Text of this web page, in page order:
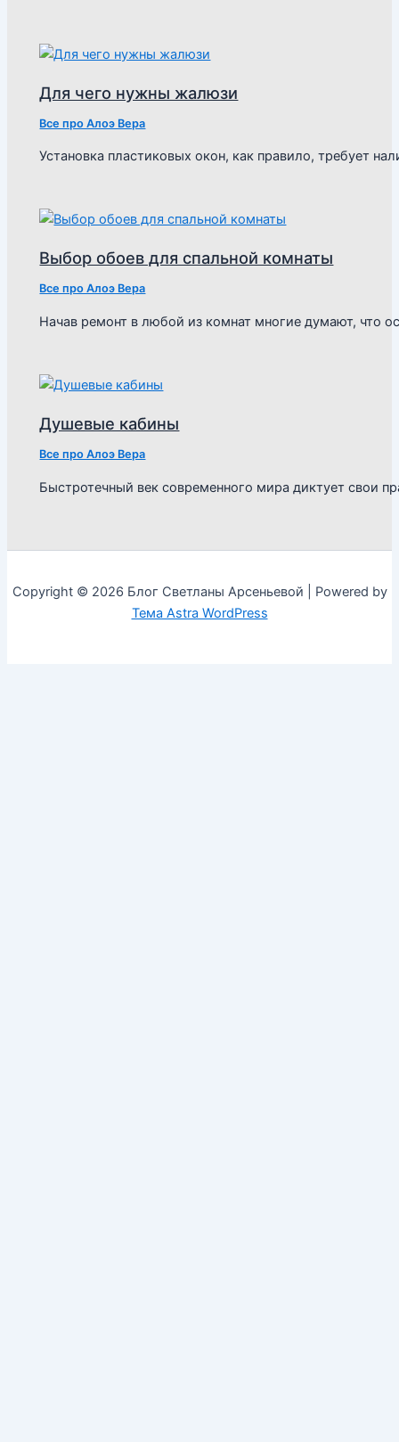
Для чего нужны жалюзи
Все про Алоэ Вера
Установка пластиковых окон, как правило, требует
Выбор обоев для спальной комнаты
Все про Алоэ Вера
Начав ремонт в любой из комнат многие думают, что
Душевые кабины
Все про Алоэ Вера
Быстротечный век современного мира диктует свои
Copyright © 2026 Блог Светланы Арсеньевой | Powered by
Тема Astra WordPress